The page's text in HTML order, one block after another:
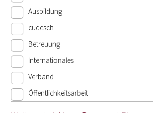
Ausbildung
cudesch
Betreuung
Internationales
Verband
Öffentlichkeitsarbeit